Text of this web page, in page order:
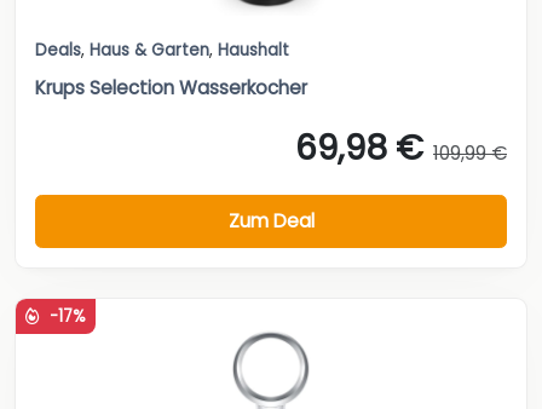
Deals, Haus & Garten, Haushalt
Krups Selection Wasserkocher
69,98 € 109,99 €
Zum Deal
-17%